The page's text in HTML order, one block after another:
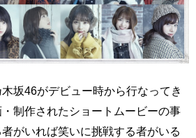
木坂46がデビュー時から行なってき
制作されたショートムービーの事
がいれば笑いに挑戦する者がいる